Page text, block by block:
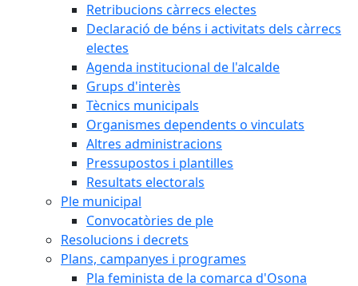
Retribucions càrrecs electes
Declaració de béns i activitats dels càrrecs
electes
Agenda institucional de l'alcalde
Grups d'interès
Tècnics municipals
Organismes dependents o vinculats
Altres administracions
Pressupostos i plantilles
Resultats electorals
Ple municipal
Convocatòries de ple
Resolucions i decrets
Plans, campanyes i programes
Pla feminista de la comarca d'Osona